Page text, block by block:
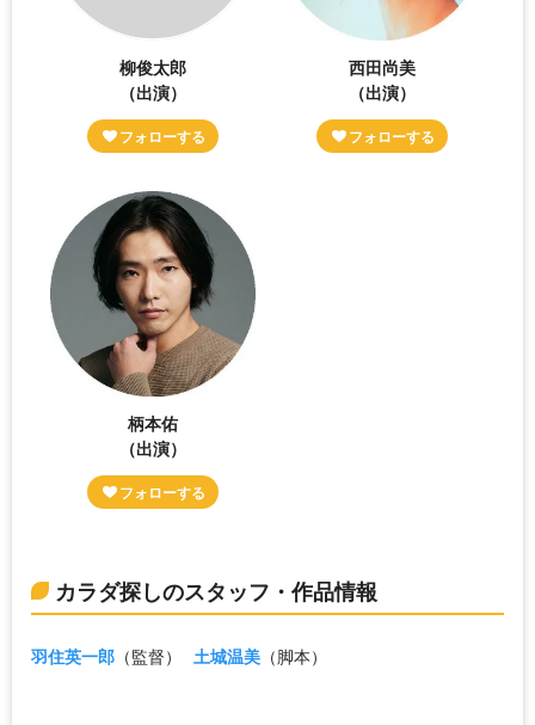
柳俊太郎
（出演）
西田尚美
（出演）
柄本佑
（出演）
カラダ探しのスタッフ・作品情報
羽住英一郎 （監督） 土城温美 （脚本）